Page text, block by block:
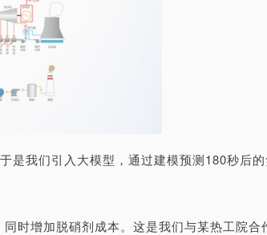
我们引入大模型，通过建模预测180秒后的
时增加脱硝剂成本。这是我们与某热工院